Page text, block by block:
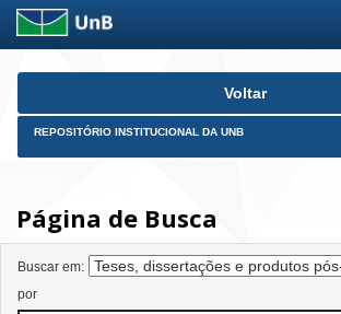
Skip
Voltar
REPOSITÓRIO INSTITUCIONAL DA UNB
Página de Busca
Buscar em:
por